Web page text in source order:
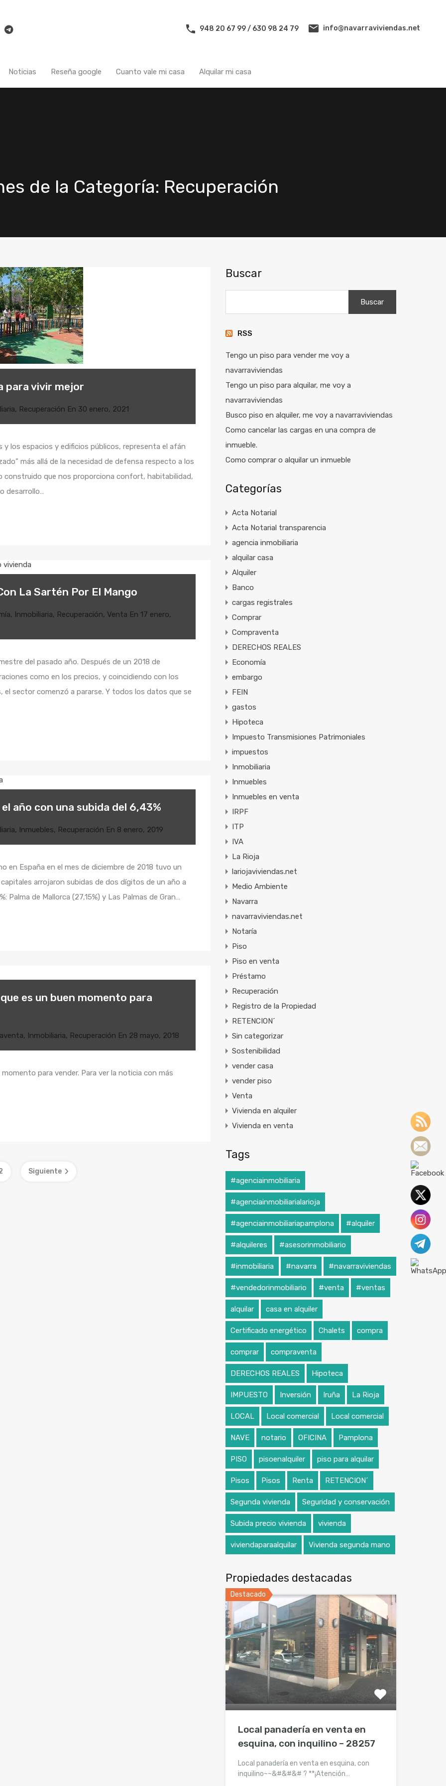
948 20 67 99 / 630 98 24 79 info@navarraviviendas.net
Noticias Reseña google Cuanto vale mi casa Alquilar mi casa
de la Categoría: Recuperación
para vivir mejor
, Recuperación En 30 enero, 2021
los espacios y edificios públicos, representa el afán
más allá de la necesidad de defensa respecto a los
construido que nos proporciona confort, habitabilidad,
desarrollo…
La Sartén Por El Mango
, Inmobiliaria, Recuperación, Venta En 17 enero,
del pasado año. Después de un 2018 de
como en los precios, y coincidiendo con los
el sector comenzó a pararse. Y todos los datos que se
año con una subida del 6,43%
, Inmuebles, Recuperación En 8 enero, 2019
en España en el mes de diciembre de 2018 tuvo un
arrojaron subidas de dos dígitos de un año a
de Mallorca (27,15%) y Las Palmas de Gran…
es un buen momento para
, Inmobiliaria, Recuperación En 28 mayo, 2018
para vender. Para ver la noticia con más
Siguiente
Buscar
RSS
Tengo un piso para vender me voy a
navarraviviendas
Tengo un piso para alquilar, me voy a
navarraviviendas
Busco piso en alquiler, me voy a navarraviviendas
Como cancelar las cargas en una compra de
inmueble.
Como comprar o alquilar un inmueble
Categorías
Acta Notarial
Acta Notarial transparencia
agencia inmobiliaria
alquilar casa
Alquiler
Banco
cargas registrales
Comprar
Compraventa
DERECHOS REALES
Economía
embargo
FEIN
gastos
Hipoteca
Impuesto Transmisiones Patrimoniales
impuestos
Inmobiliaria
Inmuebles
Inmuebles en venta
IRPF
ITP
IVA
La Rioja
lariojaviviendas.net
Medio Ambiente
Navarra
navarraviviendas.net
Notaría
Piso
Piso en venta
Préstamo
Recuperación
Registro de la Propiedad
RETENCION´
Sin categorizar
Sostenibilidad
vender casa
vender piso
Venta
Vivienda en alquiler
Vivienda en venta
Tags
#agenciainmobiliaria
#agenciainmobiliarialarioja
#agenciainmobiliariapamplona #alquiler
#alquileres #asesorinmobiliario
#inmobiliaria #navarra #navarraviviendas
#vendedorinmobiliario #venta #ventas
alquilar casa en alquiler
Certificado energético Chalets compra
comprar compraventa
DERECHOS REALES Hipoteca
IMPUESTO Inversión Iruña La Rioja
LOCAL Local comercial Local comercial
NAVE notario OFICINA Pamplona
PISO pisoenalquiler piso para alquilar
Pisos Pisos Renta RETENCION´
Segunda vivienda Seguridad y conservación
Subida precio vivienda vivienda
viviendaparaalquilar Vivienda segunda mano
Propiedades destacadas
Destacado
Local panadería en venta en
esquina, con inquilino – 28257
Local panadería en venta en esquina, con
inquilino~~&#&#&# ? **¡Atención…